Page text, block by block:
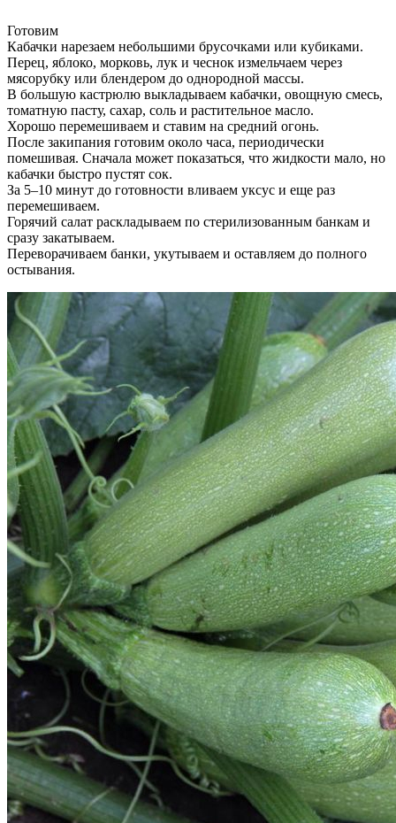
Готовим
Кабачки нарезаем небольшими брусочками или кубиками.
Перец, яблоко, морковь, лук и чеснок измельчаем через
мясорубку или блендером до однородной массы.
В большую кастрюлю выкладываем кабачки, овощную смесь,
томатную пасту, сахар, соль и растительное масло.
Хорошо перемешиваем и ставим на средний огонь.
После закипания готовим около часа, периодически
помешивая. Сначала может показаться, что жидкости мало, но
кабачки быстро пустят сок.
За 5–10 минут до готовности вливаем уксус и еще раз
перемешиваем.
Горячий салат раскладываем по стерилизованным банкам и
сразу закатываем.
Переворачиваем банки, укутываем и оставляем до полного
остывания.